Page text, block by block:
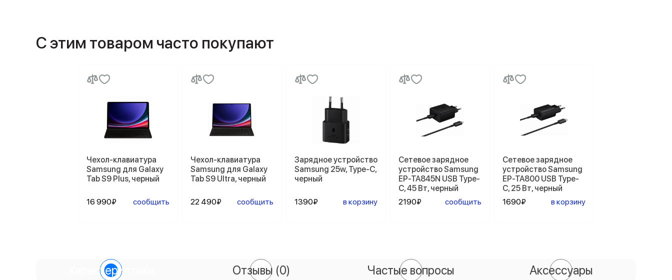
С этим товаром часто покупают
Чехол-клавиатура
Samsung для Galaxy
Tab S9 Plus, черный
16 990₽ сообщить
Чехол-клавиатура
Samsung для Galaxy
Tab S9 Ultra, черный
22 490₽ сообщить
Зарядное устройство
Samsung 25w, Type-C,
черный
1390₽ в корзину
Сетевое зарядное
устройство Samsung
EP-TA845N USB Type-
C, 45 Вт, черный
2190₽
сообщить
Сетевое зарядное
устройство Samsung
EP-TA800 USB Type-
C, 25 Вт, черный
1690₽
в корзину
Характеристики Отзывы (0) Частые вопросы Аксессуары